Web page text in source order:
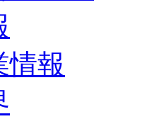
情報